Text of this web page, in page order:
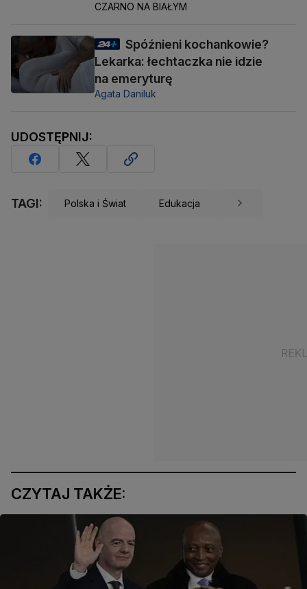
CZARNO NA BIAŁYM
Spóźnieni kochankowie?
Lekarka: łechtaczka nie idzie
na emeryturę
Agata Daniluk
UDOSTĘPNIJ:
TAGI: Polska i Świat Edukacja
CZYTAJ TAKŻE: